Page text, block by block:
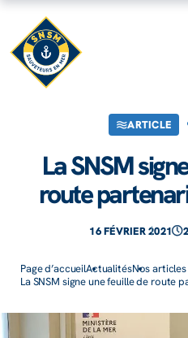
ARTICLE
La SNSM
route
16 FÉVRIER 2021
Page d’accueilActualitésNos articles
La SNSM signe une feuille de route